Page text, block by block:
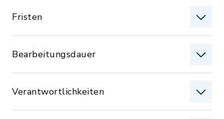
Fristen
Bearbeitungsdauer
Verantwortlichkeiten